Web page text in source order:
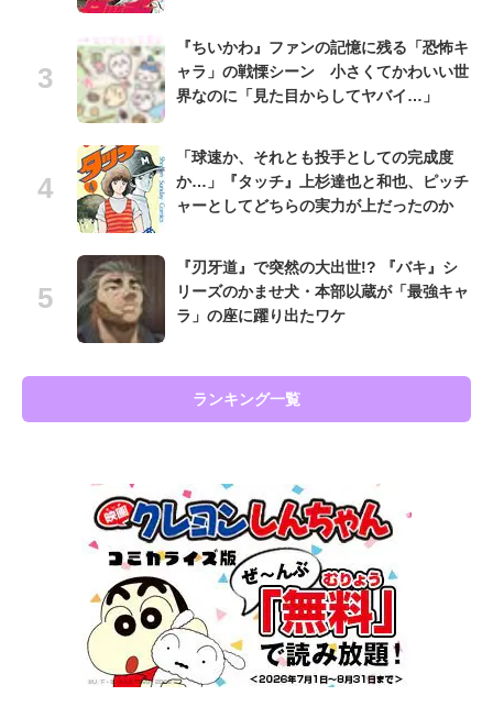
『ちいかわ』ファンの記憶に残る「恐怖キ
ャラ」の戦慄シーン 小さくてかわいい世
界なのに「見た目からしてヤバイ…」
「球速か、それとも投手としての完成度
か…」『タッチ』上杉達也と和也、ピッチ
ャーとしてどちらの実力が上だったのか
『刃牙道』で突然の大出世!? 『バキ』シ
リーズのかませ犬・本部以蔵が「最強キャ
ラ」の座に躍り出たワケ
ランキング一覧